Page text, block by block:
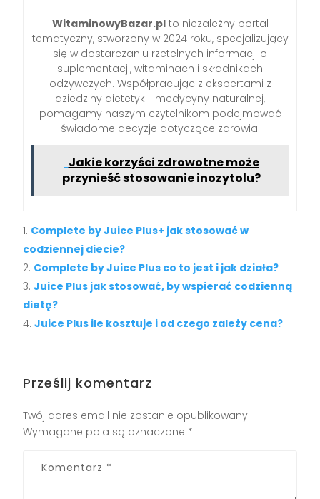
WitaminowyBazar.plto niezależny portal
tematyczny, stworzony w 2024 roku, specjalizujący
się w dostarczaniu rzetelnych informacji o
suplementacji, witaminach i składnikach
odżywczych. Współpracując z ekspertami z
dziedziny dietetyki i medycyny naturalnej,
pomagamy naszym czytelnikom podejmować
świadome decyzje dotyczące zdrowia.
Jakie korzyści zdrowotne może
przynieść stosowanie inozytolu?
Complete by Juice Plus+ jak stosować w
codziennej diecie?
Complete by Juice Plus co to jest i jak działa?
Juice Plus jak stosować, by wspierać codzienną
dietę?
Juice Plus ile kosztuje i od czego zależy cena?
Prześlij komentarz
Twój adres email nie zostanie opublikowany.
Wymagane pola są oznaczone *